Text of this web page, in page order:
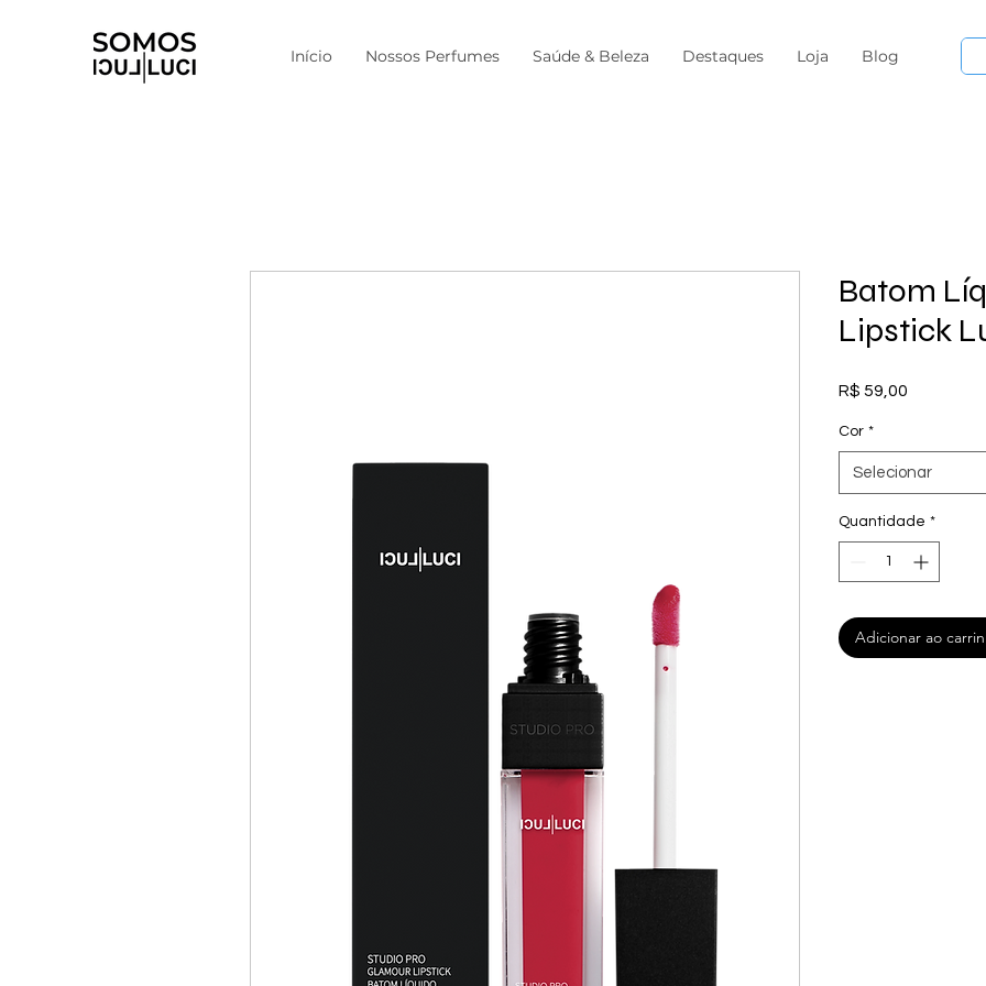
Início Nossos Perfumes Saúde & Beleza Destaques Loja Blog
Batom
Lipstick
R$ 59,00
Cor *
Selecionar
Quantidade *
Adicionar ao